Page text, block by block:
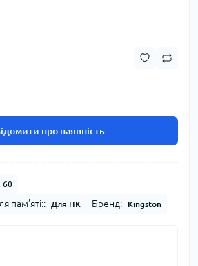
про наявність
60
пам’яті:: Для ПК Бренд: Kingston